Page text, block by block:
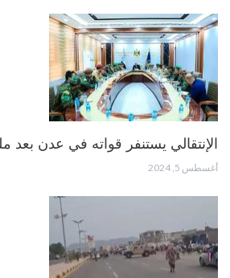
الإنتقالي يستنفر قواته في عدن بعد
أغسطس 5, 2024